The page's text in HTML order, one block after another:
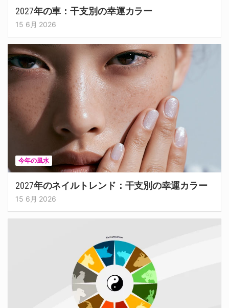
2027年の車：干支別の幸運カラー
15 6月 2026
今年の風水
2027年のネイルトレンド：干支別の幸運カラー
15 6月 2026